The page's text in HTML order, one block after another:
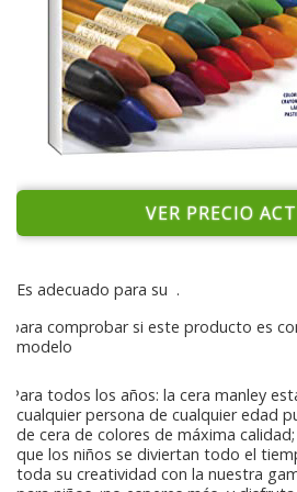
VER PRECIO
Es adecuado para su .
para comprobar si este producto es
modelo
Para todos los años: la cera manley
cualquier persona de cualquier edad
de cera de colores de máxima
que los niños se diviertan todo el
toda su creatividad con la nuestra